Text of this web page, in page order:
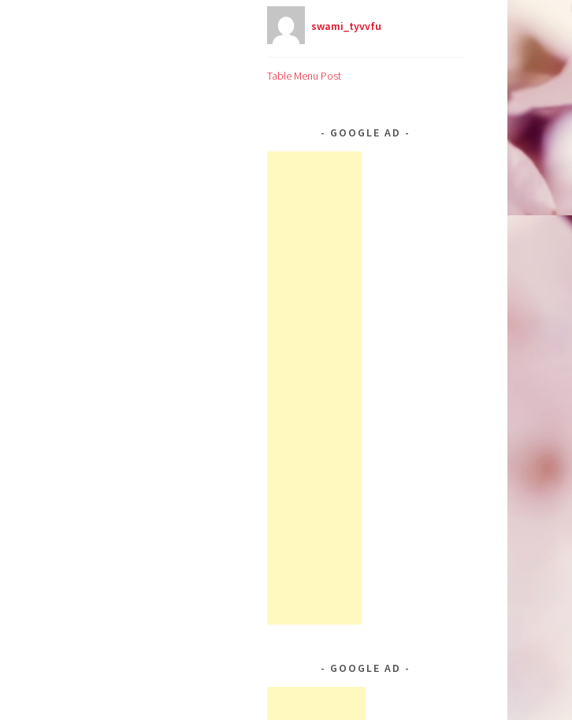
swami_tyvvfu
Table Menu Post
GOOGLE AD
GOOGLE AD